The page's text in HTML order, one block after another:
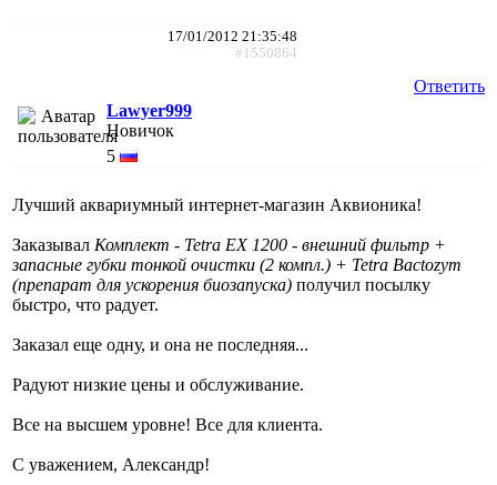
17/01/2012 21:35:48
#1550864
Ответить
Lawyer999
Новичок
5
Лучший аквариумный интернет-магазин Аквионика!
Заказывал Комплект - Tetra EX 1200 - внешний фильтр +
запасные губки тонкой очистки (2 компл.) + Tetra Bactozym
(препарат для ускорения биозапуска) получил посылку
быстро, что радует.
Заказал еще одну, и она не последняя...
Радуют низкие цены и обслуживание.
Все на высшем уровне! Все для клиента.
С уважением, Александр!